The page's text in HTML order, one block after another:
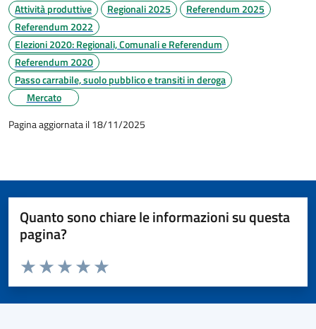
Attività produttive
Regionali 2025
Referendum 2025
Referendum 2022
Elezioni 2020: Regionali, Comunali e Referendum
Referendum 2020
Passo carrabile, suolo pubblico e transiti in deroga
Mercato
Pagina aggiornata il 18/11/2025
Quanto sono chiare le informazioni su questa
pagina?
Valuta da 1 a 5 stelle la pagina
Valuta 5 stelle su 5
Valuta 4 stelle su 5
Valuta 3 stelle su 5
Valuta 2 stelle su 5
Valuta 1 stelle su 5